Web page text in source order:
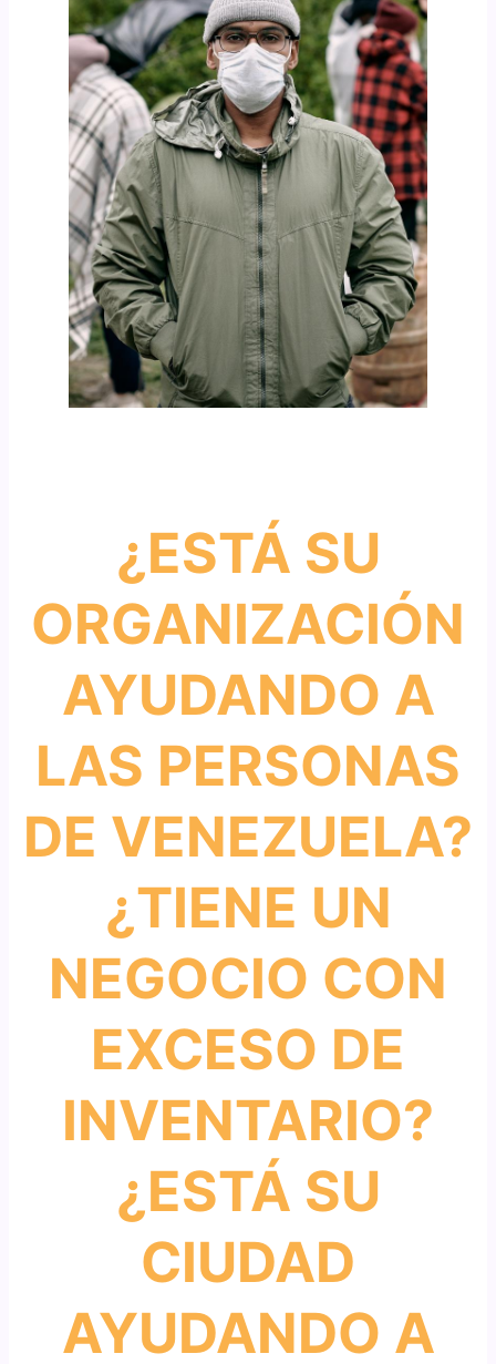
¿ESTÁ SU
ORGANIZACIÓN
AYUDANDO A
LAS PERSONAS
DE VENEZUELA?
¿TIENE UN
NEGOCIO CON
EXCESO DE
INVENTARIO?
¿ESTÁ SU
CIUDAD
AYUDANDO A